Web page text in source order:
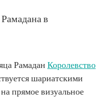
в
Рамадан Королевство
шариатскими
прямое визуальное